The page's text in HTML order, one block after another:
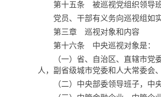
第十五条 被巡视党组织领导班
党员、干部有义务向巡视组如实
第三章 巡视对象和内容
第十六条 中央巡视对象是：
（一）省、自治区、直辖市党委
人，副省级城市党委和人大常委会
（二）中央部委领导班子，中央